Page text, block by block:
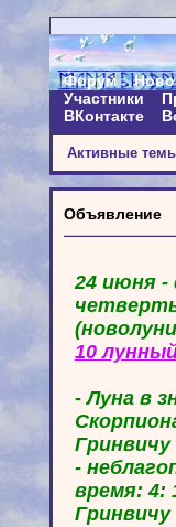
Форум
Участники
ВКонтакте
Активные
Объявление
24 июня -
10
- Луна в
Гринвичу
-
время: 4:
Гринвичу